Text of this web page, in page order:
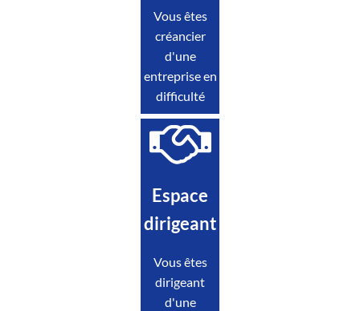
Vous êtes
créancier
d'une
entreprise en
difficulté
Espace
dirigeant
Vous êtes
dirigeant
d'une